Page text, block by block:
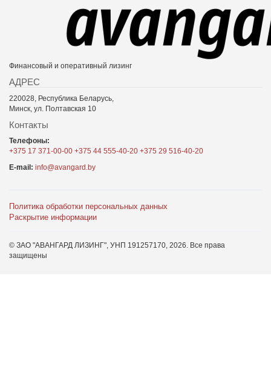
Финансовый и оперативный лизинг
АДРЕС
220028, Республика Беларусь,
Минск, ул. Полтавская 10
Контакты
Телефоны:
+375 17 371-00-00 +375 44 555-40-20 +375 29 516-40-20
E-mail: info@avangard.by
Политика обработки персональных данных
Раскрытие информации
© ЗАО "АВАНГАРД ЛИЗИНГ", УНП 191257170, 2026. Все права
защищены